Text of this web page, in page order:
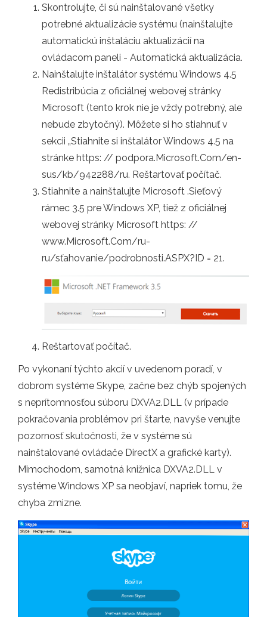
Skontrolujte, či sú nainštalované všetky
potrebné aktualizácie systému (nainštalujte
automatickú inštaláciu aktualizácií na
ovládacom paneli - Automatická aktualizácia.
Nainštalujte inštalátor systému Windows 4.5
Redistribúcia z oficiálnej webovej stránky
Microsoft (tento krok nie je vždy potrebný, ale
nebude zbytočný). Môžete si ho stiahnuť v
sekcii „Stiahnite si inštalátor Windows 4.5 na
stránke https: // podpora.Microsoft.Com/en-
sus/kb/942288/ru. Reštartovať počítač.
Stiahnite a nainštalujte Microsoft .Sieťový
rámec 3.5 pre Windows XP, tiež z oficiálnej
webovej stránky Microsoft https: //
www.Microsoft.Com/ru-
ru/sťahovanie/podrobnosti.ASPX?ID = 21.
Reštartovať počítač.
Po vykonaní týchto akcií v uvedenom poradí, v
dobrom systéme Skype, začne bez chýb spojených
s neprítomnosťou súboru DXVA2.DLL (v prípade
pokračovania problémov pri štarte, navyše venujte
pozornosť skutočnosti, že v systéme sú
nainštalované ovládače DirectX a grafické karty).
Mimochodom, samotná knižnica DXVA2.DLL v
systéme Windows XP sa neobjaví, napriek tomu, že
chyba zmizne.